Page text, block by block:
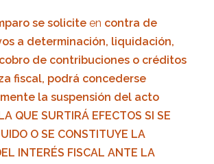
se solicite en contra de
a determinación, liquidación,
de contribuciones o créditos
fiscal, podrá concederse
la suspensión del acto
QUE SURTIRÁ EFECTOS SI SE
O SE CONSTITUYE LA
INTERÉS FISCAL ANTE LA